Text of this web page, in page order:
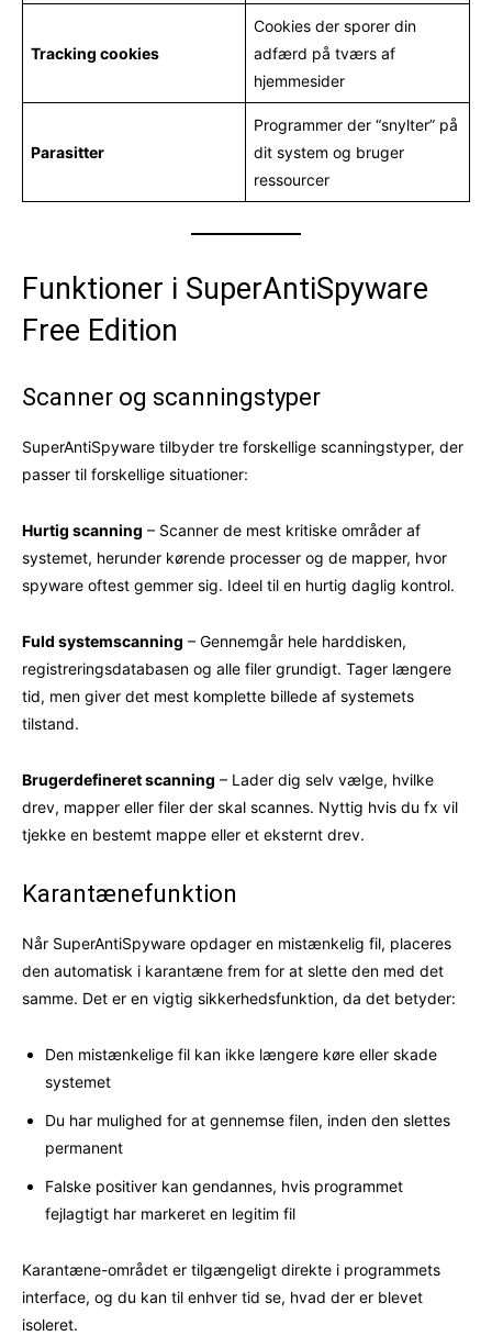
Tracking cookies
Cookies der sporer din
adfærd på tværs af
hjemmesider
Parasitter
Programmer der “snylter” på
dit system og bruger
ressourcer
Funktioner i SuperAntiSpyware
Free Edition
Scanner og scanningstyper
SuperAntiSpyware tilbyder tre forskellige scanningstyper, der
passer til forskellige situationer:
Hurtig scanning – Scanner de mest kritiske områder af
systemet, herunder kørende processer og de mapper, hvor
spyware oftest gemmer sig. Ideel til en hurtig daglig kontrol.
Fuld systemscanning – Gennemgår hele harddisken,
registreringsdatabasen og alle filer grundigt. Tager længere
tid, men giver det mest komplette billede af systemets
tilstand.
Brugerdefineret scanning – Lader dig selv vælge, hvilke
drev, mapper eller filer der skal scannes. Nyttig hvis du fx vil
tjekke en bestemt mappe eller et eksternt drev.
Karantænefunktion
Når SuperAntiSpyware opdager en mistænkelig fil, placeres
den automatisk i karantæne frem for at slette den med det
samme. Det er en vigtig sikkerhedsfunktion, da det betyder:
Den mistænkelige fil kan ikke længere køre eller skade
systemet
Du har mulighed for at gennemse filen, inden den slettes
permanent
Falske positiver kan gendannes, hvis programmet
fejlagtigt har markeret en legitim fil
Karantæne-området er tilgængeligt direkte i programmets
interface, og du kan til enhver tid se, hvad der er blevet
isoleret.